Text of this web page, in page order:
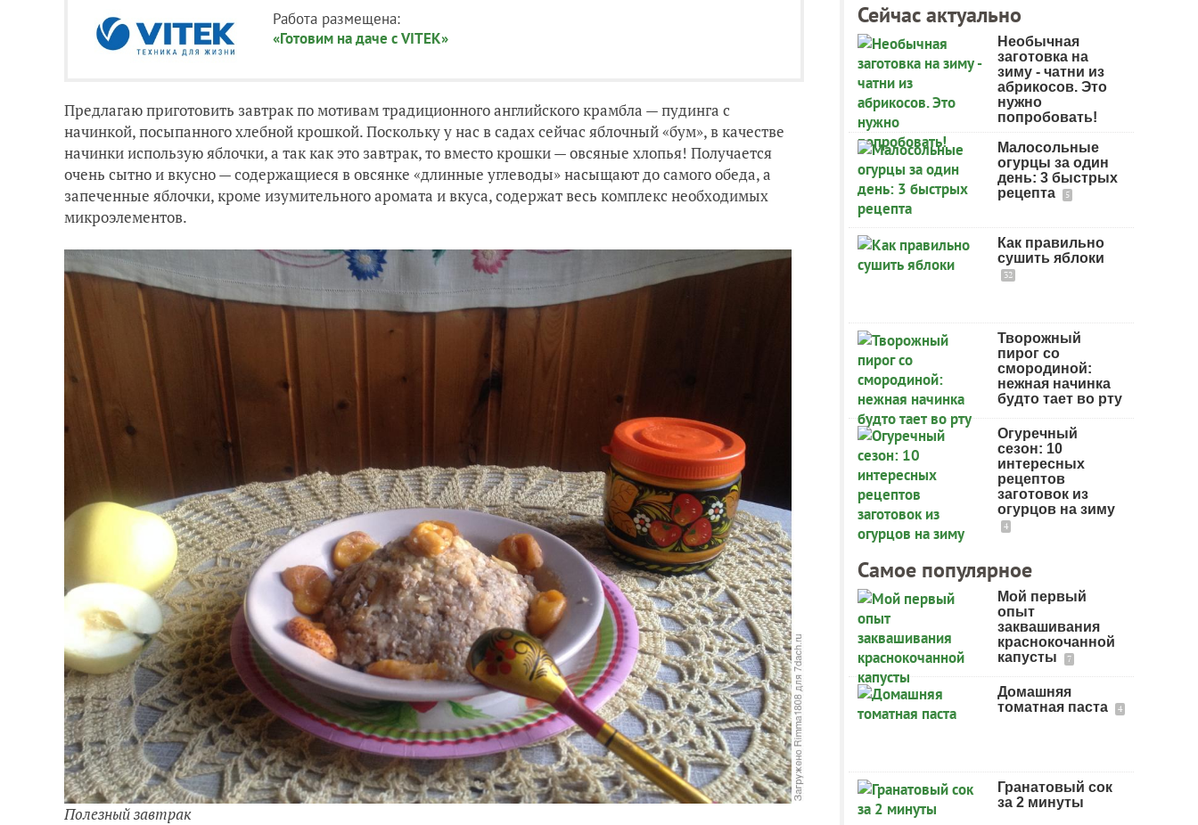
Работа размещена:
«Готовим на даче с VITEK»
Предлагаю приготовить завтрак по мотивам традиционного английского крамбла — пудинга с
начинкой, посыпанного хлебной крошкой. Поскольку у нас в садах сейчас яблочный «бум», в качестве
начинки использую яблочки, а так как это завтрак, то вместо крошки — овсяные хлопья! Получается
очень сытно и вкусно — содержащиеся в овсянке «длинные углеводы» насыщают до самого обеда, а
запеченные яблочки, кроме изумительного аромата и вкуса, содержат весь комплекс необходимых
микроэлементов.
Полезный завтрак
Сейчас актуально
Необычная
заготовка на
зиму - чатни из
абрикосов. Это
нужно
попробовать!
Малосольные
огурцы за один
день: 3 быстрых
рецепта
5
Как правильно
сушить яблоки
32
Творожный
пирог со
смородиной:
нежная начинка
будто тает во рту
Огуречный
сезон: 10
интересных
рецептов
заготовок из
огурцов на зиму
4
Самое популярное
Мой первый
опыт
заквашивания
краснокочанной
капусты
7
Домашняя
томатная паста
4
Гранатовый сок
за 2 минуты